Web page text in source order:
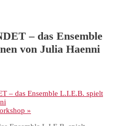
– das Ensemble
von Julia Haenni
– das Ensemble L.I.E.B. spielt
»